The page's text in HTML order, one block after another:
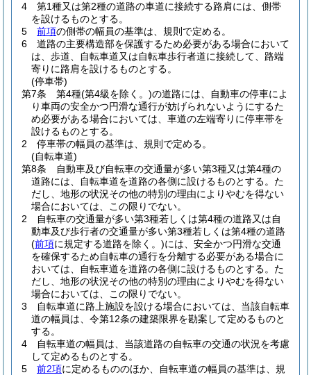
4
第1種又は第2種の道路の車道に接続する路肩には、側帯
を設けるものとする。
5
前項の側帯の幅員の基準は、規則で定める。
6
道路の主要構造部を保護するため必要がある場合において
は、歩道、自転車道又は自転車歩行者道に接続して、路端
寄りに路肩を設けるものとする。
(停車帯)
第7条
第4種(第4級を除く。)の道路には、自動車の停車によ
り車両の安全かつ円滑な通行が妨げられないようにするた
め必要がある場合においては、車道の左端寄りに停車帯を
設けるものとする。
2
停車帯の幅員の基準は、規則で定める。
(自転車道)
第8条
自動車及び自転車の交通量が多い第3種又は第4種の
道路には、自転車道を道路の各側に設けるものとする。 た
だし、地形の状況その他の特別の理由によりやむを得ない
場合においては、この限りでない。
2
自転車の交通量が多い第3種若しくは第4種の道路又は自
動車及び歩行者の交通量が多い第3種若しくは第4種の道路
(前項に規定する道路を除く。)には、安全かつ円滑な交通
を確保するため自転車の通行を分離する必要がある場合に
おいては、自転車道を道路の各側に設けるものとする。 た
だし、地形の状況その他の特別の理由によりやむを得ない
場合においては、この限りでない。
3
自転車道に路上施設を設ける場合においては、当該自転車
道の幅員は、令第12条の建築限界を勘案して定めるものと
する。
4
自転車道の幅員は、当該道路の自転車の交通の状況を考慮
して定めるものとする。
5
前2項に定めるもののほか、自転車道の幅員の基準は、規